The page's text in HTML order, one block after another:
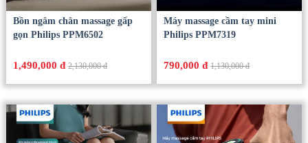
Bồn ngâm chân massage gấp
gọn Philips PPM6502
1,490,000 đ 2,130,000 đ
Máy massage cầm tay mini
Philips PPM7319
790,000 đ 1,130,000 đ